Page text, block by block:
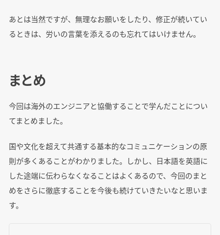
あとは当然ですが、無理なお願いをしたり、修正が続いてい
るときは、労いの言葉を添えるのも忘れてはいけません。
まとめ
今回は海外のエンジニアと協働することで学んだことについ
てまとめました。
国や文化を超えて共通する基本的なコミュニケーションの原
則が多くあることがわかりました。しかし、日本語を英語に
した途端に伝わらなくなることはよくあるので、今回のまと
めをさらに徹底することを今後も続けていきたいなと思いま
す。